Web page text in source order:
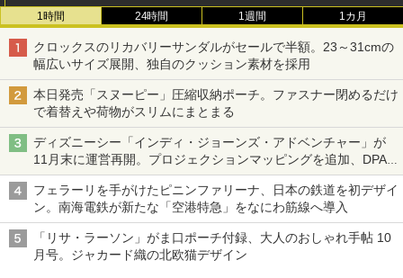
1時間 24時間 1週間 1カ月
クロックスのリカバリーサンダルがセールで半額。23～31cmの
幅広いサイズ展開、独自のクッション素材を採用
本日発売「スヌーピー」圧縮収納ポーチ。ファスナー閉めるだけ
で着替えや荷物がスリムにまとまる
ディズニーシー「インディ・ジョーンズ・アドベンチャー」が
11月末に運営再開。プロジェクションマッピングを追加、DPA
は1500円
フェラーリを手がけたピニンファリーナ、日本の鉄道を初デザイ
ン。南海電鉄が新たな「空港特急」をなにわ筋線へ導入
「リサ・ラーソン」がま口ポーチ付録、大人のおしゃれ手帖 10
月号。ジャカード織の北欧猫デザイン